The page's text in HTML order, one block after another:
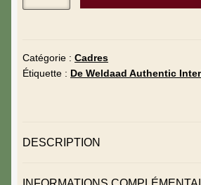
Catégorie : Cadres
Étiquette : De Weldaad Authentic
DESCRIPTION